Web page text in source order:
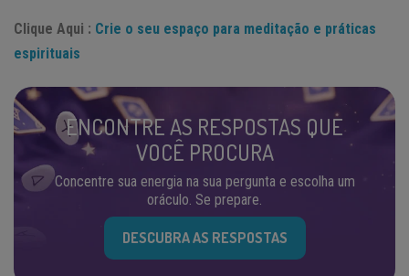
Clique Aqui : Crie o seu espaço para meditação e práticas
espirituais
ENCONTRE AS RESPOSTAS QUE
VOCÊ PROCURA
Concentre sua energia na sua pergunta e escolha um
oráculo. Se prepare.
DESCUBRA AS RESPOSTAS